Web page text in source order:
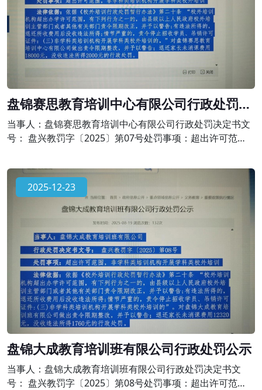
盘锦赛思教育培训中心有限公司行政处罚公
示
当事人：盘锦赛思教育培训中心有限公司行政处罚决定书文
号： 盘兴教罚字〔2025〕第07号处罚事项：超出许可范
《校外培训行政处罚暂行办法》第二十条 “校外培训机构超
出办学许可范围，有下列行为之一的，由县级以上人民政府
校外培训主管部门或者其他有关部门责令限期改正，并予以
警告;有违法所得的，退还所收费用后没收违法所得;情节严重
的，责令停止招收学员、吊销
2025-12-23
盘锦大成教育培训班有限公司行政处罚公示
当事人：盘锦大成教育培训班有限公司行政处罚决定书文
号： 盘兴教罚字〔2025〕第08号处罚事项：超出许可范